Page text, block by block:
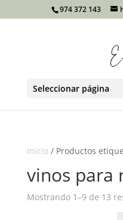
974 372 143
Seleccionar página
Inicio/ Productos
vinos para
Mostrando 1–9 de 13